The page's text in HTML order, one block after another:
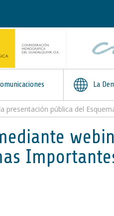
La
presentación pública del